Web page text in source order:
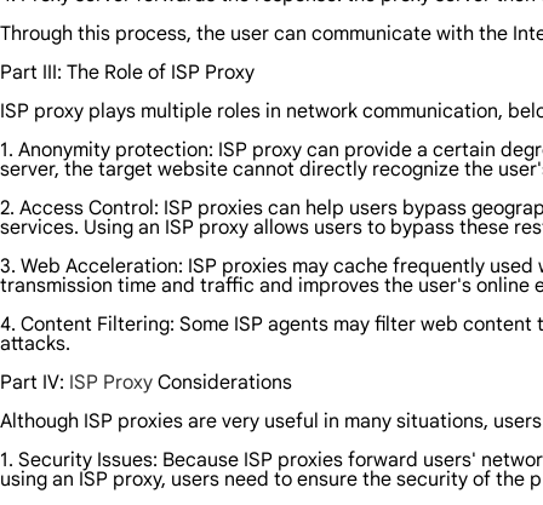
Through this process, the user can communicate with the
Part III: The Role of ISP Proxy
ISP proxy plays multiple roles in network communication,
1. Anonymity protection: ISP proxy can provide a certain
server, the target website cannot directly recognize the
2. Access Control: ISP proxies can help users bypass
services. Using an ISP proxy allows users to bypass these
3. Web Acceleration: ISP proxies may cache frequently
transmission time and traffic and improves the user's online
4. Content Filtering: Some ISP agents may filter web
attacks.
Part IV: ISP Proxy Considerations
Although ISP proxies are very useful in many situations,
1. Security Issues: Because ISP proxies forward users'
using an ISP proxy, users need to ensure the security of